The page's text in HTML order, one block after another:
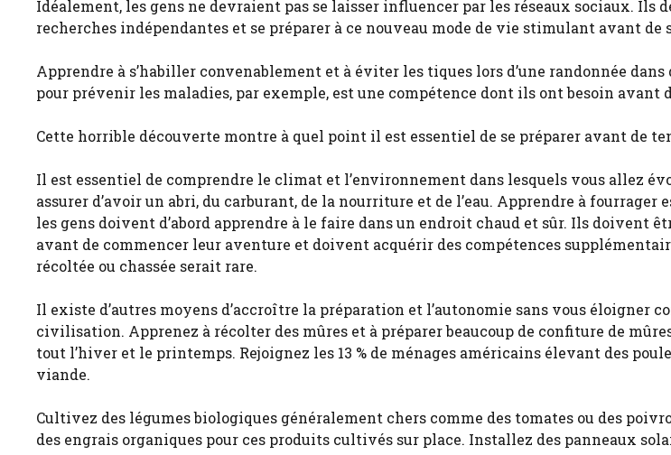
Idéalement, les gens ne devraient pas se laisser influencer par les réseaux sociaux. Ils
recherches indépendantes et se préparer à ce nouveau mode de vie stimulant avant de
Apprendre à s’habiller convenablement et à éviter les tiques lors d’une randonnée
pour prévenir les maladies, par exemple, est une compétence dont ils ont besoin avant
Cette horrible découverte montre à quel point il est essentiel de se préparer avant de
Il est essentiel de comprendre le climat et l’environnement dans lesquels vous allez
assurer d’avoir un abri, du carburant, de la nourriture et de l’eau. Apprendre à fourrager
les gens doivent d’abord apprendre à le faire dans un endroit chaud et sûr. Ils doivent
avant de commencer leur aventure et doivent acquérir des compétences
récoltée ou chassée serait rare.
Il existe d’autres moyens d’accroître la préparation et l’autonomie sans vous éloigner
civilisation. Apprenez à récolter des mûres et à préparer beaucoup de confiture de
tout l’hiver et le printemps. Rejoignez les 13 % de ménages américains élevant des
viande.
Cultivez des légumes biologiques généralement chers comme des tomates ou des
des engrais organiques pour ces produits cultivés sur place. Installez des panneaux